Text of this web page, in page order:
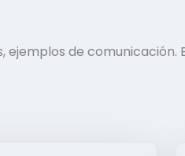
ejemplos de comunicación.